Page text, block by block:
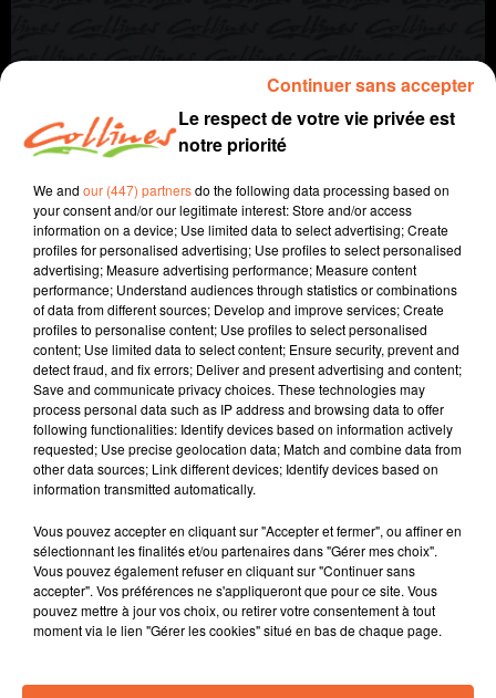
Qu'est-ce qu'on mange
1er février 2020
QU'EST CE QU'ON MANGE DES 1ER ET 2 FEVRIER 2020
Collines la Radio
Qu'est-ce qu'on mange
Gâteau à l'orange de Jean-François Piège.
0:00
Le respect de votre vie privée est
notre priorité
We and our (447) partnersdo the following data processing based on
your consent and/or our legitimate interest: Store and/or access
information on a device; Use limited data to select advertising; Create
profiles for personalised advertising; Use profiles to select personalised
advertising; Measure advertising performance; Measure content
performance; Understand audiences through statistics or combinations
of data from different sources; Develop and improve services; Create
profiles to personalise content; Use profiles to select personalised
content; Use limited data to select content; Ensure security, prevent and
detect fraud, and fix errors; Deliver and present advertising and content;
Save and communicate privacy choices. These technologies may
process personal data such as IP address and browsing data to offer
following functionalities: Identify devices based on information actively
requested; Use precise geolocation data; Match and combine data from
other data sources; Link different devices; Identify devices based on
information transmitted automatically.
Vous pouvez accepter en cliquant sur "Accepter et fermer", ou affiner en
sélectionnant les finalités et/ou partenaires dans "Gérer mes choix".
Vous pouvez également refuser en cliquant sur "Continuer sans
accepter". Vos préférences ne s'appliqueront que pour ce site. Vous
pouvez mettre à jour vos choix, ou retirer votre consentement à tout
moment via le lien "Gérer les cookies" situé en bas de chaque page.
Continuer sans accepter